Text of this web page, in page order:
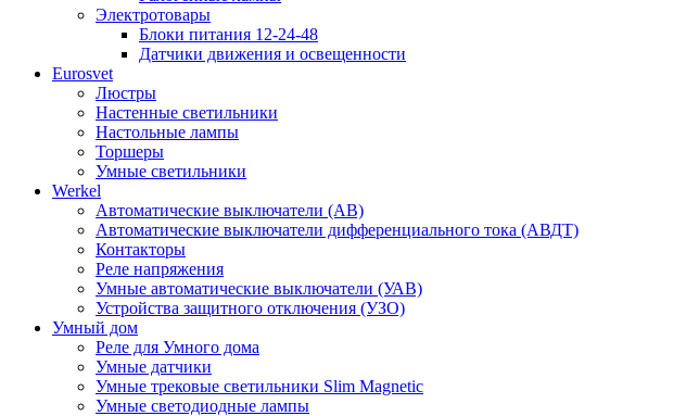
Электротовары
Блоки питания 12-24-48
Датчики движения и освещенности
Eurosvet
Люстры
Настенные светильники
Настольные лампы
Торшеры
Умные светильники
Werkel
Автоматические выключатели (АВ)
Автоматические выключатели дифференциального тока (АВДТ)
Контакторы
Реле напряжения
Умные автоматические выключатели (УАВ)
Устройства защитного отключения (УЗО)
Умный дом
Реле для Умного дома
Умные датчики
Умные трековые светильники Slim Magnetic
Умные светодиодные лампы